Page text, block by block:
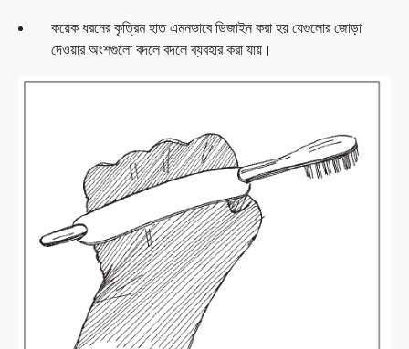
কয়েক ধরনের কৃত্রিম হাত এমনভাবে ডিজাইন করা হয় যেগুলোর জোড়া
দেওয়ার অংশগুলো বদলে বদলে ব্যবহার করা যায়।